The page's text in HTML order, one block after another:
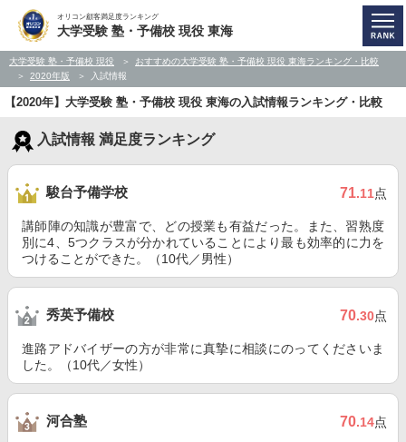
オリコン顧客満足度ランキング
大学受験 塾・予備校 現役 東海
大学受験 塾・予備校 現役
おすすめの大学受験 塾・予備校 現役 東海ランキング・比較
2020年版
入試情報
【2020年】大学受験 塾・予備校 現役 東海の入試情報ランキング・比較
入試情報 満足度ランキング
駿台予備学校 71.11点
講師陣の知識が豊富で、どの授業も有益だった。また、習熟度
別に4、5つクラスが分かれていることにより最も効率的に力を
つけることができた。（10代／男性）
秀英予備校 70.30点
進路アドバイザーの方が非常に真摯に相談にのってくださいま
した。（10代／女性）
河合塾 70.14点